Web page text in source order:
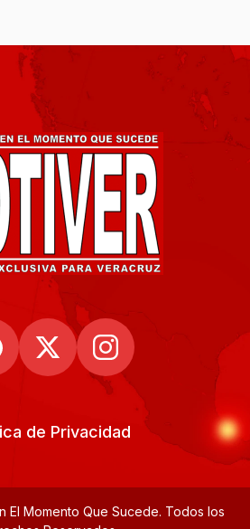
de Privacidad
El Momento Que Sucede. Todos los